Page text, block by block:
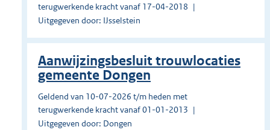
terugwerkende kracht vanaf 17-04-2018
Uitgegeven door: IJsselstein
Aanwijzingsbesluit trouwlocaties
gemeente Dongen
Geldend van 10-07-2026 t/m heden met
terugwerkende kracht vanaf 01-01-2013
Uitgegeven door: Dongen